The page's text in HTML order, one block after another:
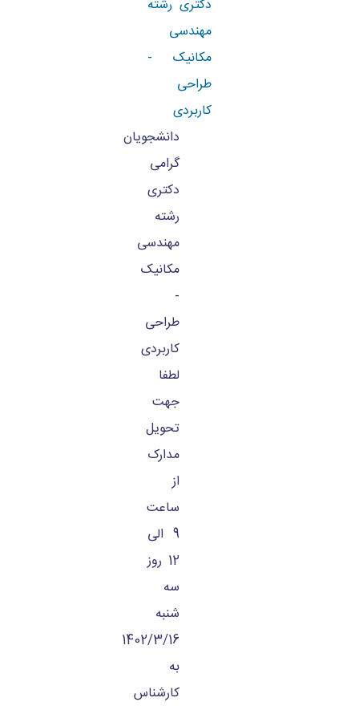
دکتری رشته
مهندسی
مکانیک -
طراحی
کاربردی
دانشجویان
گرامی
دکتری
رشته
مهندسی
مکانیک
-
طراحی
کاربردی
لطفا
جهت
تحویل
مدارک
از
ساعت
9 الی
12 روز
سه
شنبه
1402/3/16
به
کارشناس